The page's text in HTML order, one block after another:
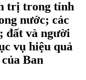
trị trong tỉnh
nước; các
đất và người
vụ hiệu quả
Ban